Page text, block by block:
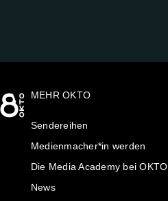
MEHR OKTO
Sendereihen
Medienmacher*in werden
Die Media Academy bei OKTO
News